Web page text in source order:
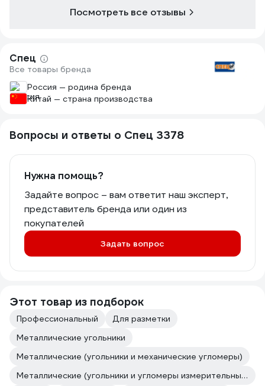
Посмотреть все отзывы
Спец
Все товары бренда
Россия — родина бренда
Китай — страна производства
Вопросы и ответы о Спец 3378
Нужна помощь?
Задайте вопрос – вам ответит наш эксперт,
представитель бренда или один из
покупателей
Задать вопрос
Этот товар из подборок
Профессиональный
Для разметки
Металлические угольники
Металлические (угольники и механические угломеры)
Металлические (угольники и угломеры измерительные и разметочные)